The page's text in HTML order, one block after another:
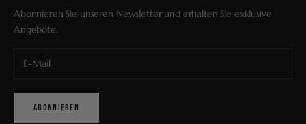
Abonnieren Sie unseren Newsletter und erhalten Sie exklusive
Angebote.
ABONNIEREN